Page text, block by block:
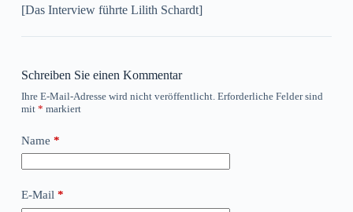
[Das Interview führte Lilith Schardt]
Schreiben Sie einen Kommentar
Ihre E-Mail-Adresse wird nicht veröffentlicht. Erforderliche Felder sind
mit * markiert
Name *
E-Mail *